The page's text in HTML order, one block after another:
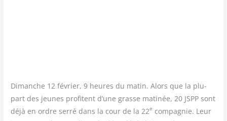
Dimanche 12 février, 9 heures du matin. Alors que la plu­
part des jeunes pro­fitent d’une grasse mati­née, 20 JSPP sont
déjà en ordre ser­ré dans la cour de la 22e com­pa­gnie. Leur